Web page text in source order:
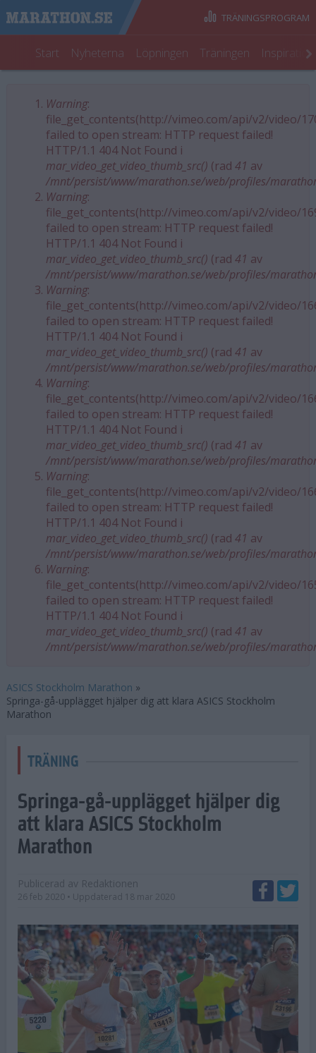
Start Nyheterna Löpningen Träningen
TRÄNINGSPROGRAM
Felmeddelande
Warning:
file_get_contents(http://vimeo.com/api/v2/video/
failed to open stream: HTTP request failed!
HTTP/1.1 404 Not Found i
mar_video_get_video_thumb_src() (rad 41 av
/mnt/persist/www/marathon.se/web/profiles/
Warning:
file_get_contents(http://vimeo.com/api/v2/video/
failed to open stream: HTTP request failed!
HTTP/1.1 404 Not Found i
mar_video_get_video_thumb_src() (rad 41 av
/mnt/persist/www/marathon.se/web/profiles/
Warning:
file_get_contents(http://vimeo.com/api/v2/video/
failed to open stream: HTTP request failed!
HTTP/1.1 404 Not Found i
mar_video_get_video_thumb_src() (rad 41 av
/mnt/persist/www/marathon.se/web/profiles/
Warning:
file_get_contents(http://vimeo.com/api/v2/video/
failed to open stream: HTTP request failed!
HTTP/1.1 404 Not Found i
mar_video_get_video_thumb_src() (rad 41 av
/mnt/persist/www/marathon.se/web/profiles/
Warning:
file_get_contents(http://vimeo.com/api/v2/video/
failed to open stream: HTTP request failed!
HTTP/1.1 404 Not Found i
mar_video_get_video_thumb_src() (rad 41 av
/mnt/persist/www/marathon.se/web/profiles/
Warning:
file_get_contents(http://vimeo.com/api/v2/video/
failed to open stream: HTTP request failed!
HTTP/1.1 404 Not Found i
mar_video_get_video_thumb_src() (rad 41 av
/mnt/persist/www/marathon.se/web/profiles/
ASICS Stockholm Marathon »
Springa-gå-upplägget hjälper dig att klara ASICS Stockholm
Marathon
TRÄNING
Springa-gå-upplägget hjälper dig
att klara ASICS Stockholm
Marathon
Publicerad av Redaktionen
26 feb 2020 • Uppdaterad 18 mar 2020